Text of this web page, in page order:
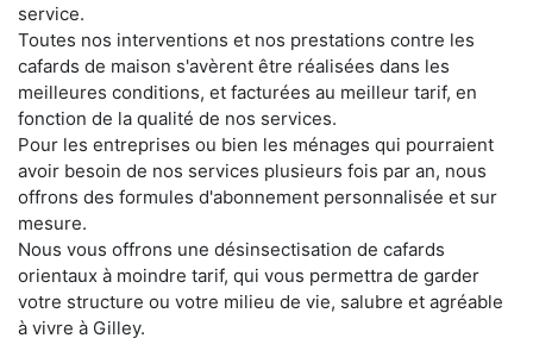
service.
Toutes nos interventions et nos prestations contre les
cafards de maison s'avèrent être réalisées dans les
meilleures conditions, et facturées au meilleur tarif, en
fonction de la qualité de nos services.
Pour les entreprises ou bien les ménages qui pourraient
avoir besoin de nos services plusieurs fois par an, nous
offrons des formules d'abonnement personnalisée et sur
mesure.
Nous vous offrons une désinsectisation de cafards
orientaux à moindre tarif, qui vous permettra de garder
votre structure ou votre milieu de vie, salubre et agréable
à vivre à Gilley.